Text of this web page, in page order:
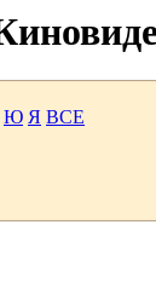
Ю Я ВСЕ